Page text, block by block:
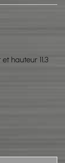
hauteur 11,3